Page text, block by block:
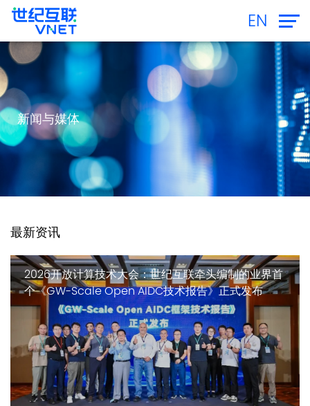
EN
新闻与媒体
最新资讯
2026开放计算技术大会：世纪互联牵头编制的业界首
个《GW-Scale Open AIDC技术报告》正式发布